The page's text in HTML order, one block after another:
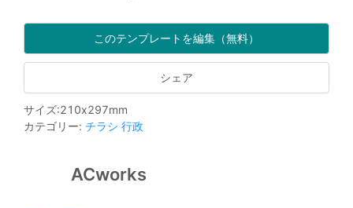
このテンプレートを編集（無料）
シェア
サイズ:210x297mm
カテゴリー: チラシ 行政
ACworks